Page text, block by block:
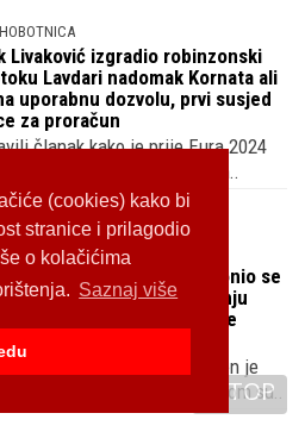
(cookies) kako bi
stranice i prilagodio
o kolačićima
Saznaj više
Livaković izgradio robinzonski
Lavdari nadomak Kornata ali
uporabnu dozvolu, prvi susjed
za proračun
članak kako je prije Eura 2024
dozvolu za gradn..
sin Aljoše Asanovića, Antonio se
nije znao za dvogodišnju
upravljanja autom, isplivale
nogometaš, oženjen je
Josipa Skoblara, na splitskom su..
TOP